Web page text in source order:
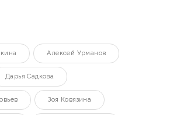
Алексей Урманов
Дарья Садкова
Зоя Ковязина